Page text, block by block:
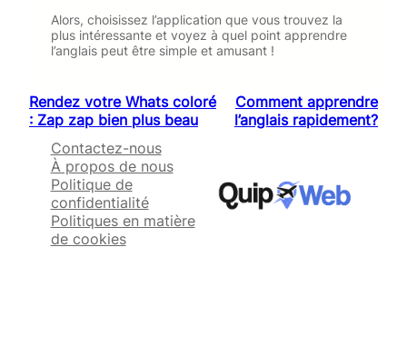
Alors, choisissez l’application que vous trouvez la
plus intéressante et voyez à quel point apprendre
l’anglais peut être simple et amusant !
Rendez votre Whats coloré
: Zap zap bien plus beau
Comment apprendre
l’anglais rapidement?
Contactez-nous
À propos de nous
Politique de
confidentialité
Politiques en matière
de cookies